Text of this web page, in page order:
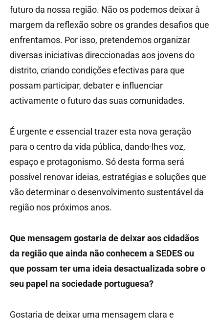
futuro da nossa região. Não os podemos deixar à
margem da reflexão sobre os grandes desafios que
enfrentamos. Por isso, pretendemos organizar
diversas iniciativas direccionadas aos jovens do
distrito, criando condições efectivas para que
possam participar, debater e influenciar
activamente o futuro das suas comunidades.
É urgente e essencial trazer esta nova geração
para o centro da vida pública, dando-lhes voz,
espaço e protagonismo. Só desta forma será
possível renovar ideias, estratégias e soluções que
vão determinar o desenvolvimento sustentável da
região nos próximos anos.
Que mensagem gostaria de deixar aos cidadãos
da região que ainda não conhecem a SEDES ou
que possam ter uma ideia desactualizada sobre o
seu papel na sociedade portuguesa?
Gostaria de deixar uma mensagem clara e